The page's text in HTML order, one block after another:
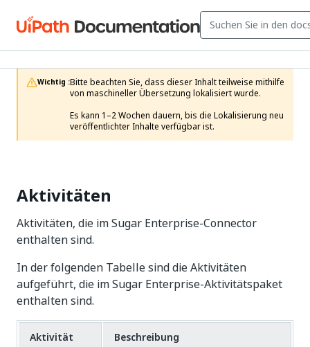
Wichtig :Bitte beachten Sie, dass dieser Inhalt teilweise mithilfe
von maschineller Übersetzung lokalisiert wurde.
Es kann 1–2 Wochen dauern, bis die Lokalisierung neu
veröffentlichter Inhalte verfügbar ist.
Aktivitäten
Aktivitäten, die im Sugar Enterprise-Connector
enthalten sind.
In der folgenden Tabelle sind die Aktivitäten
aufgeführt, die im Sugar Enterprise-Aktivitätspaket
enthalten sind.
Aktivität Beschreibung